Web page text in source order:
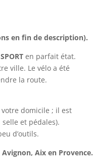
en fin de description).
en parfait état.
ville. Le vélo a été
la route.
domicile ; il est
et pédales).
d’outils.
Aix en Provence.